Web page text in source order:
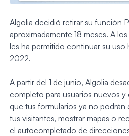
Algolia decidió retirar su función
aproximadamente 18 meses. A
les ha permitido continuar su uso
2022.
A partir del 1 de junio, Algolia
completo para usuarios nuevos y
que tus formularios ya no
tus visitantes, mostrar mapas o
el autocompletado de